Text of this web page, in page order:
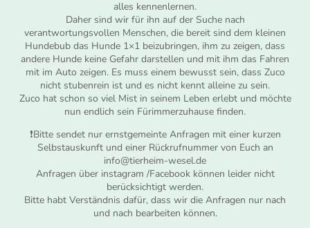
alles kennenlernen.
Daher sind wir für ihn auf der Suche nach
verantwortungsvollen Menschen, die bereit sind dem kleinen
Hundebub das Hunde 1×1 beizubringen, ihm zu zeigen, dass
andere Hunde keine Gefahr darstellen und mit ihm das Fahren
mit im Auto zeigen. Es muss einem bewusst sein, dass Zuco
nicht stubenrein ist und es nicht kennt alleine zu sein.
Zuco hat schon so viel Mist in seinem Leben erlebt und möchte
nun endlich sein Fürimmerzuhause finden.
❗Bitte sendet nur ernstgemeinte Anfragen mit einer kurzen
Selbstauskunft und einer Rückrufnummer von Euch an
info@tierheim-wesel.de
Anfragen über instagram /Facebook können leider nicht
berücksichtigt werden.
Bitte habt Verständnis dafür, dass wir die Anfragen nur nach
und nach bearbeiten können.